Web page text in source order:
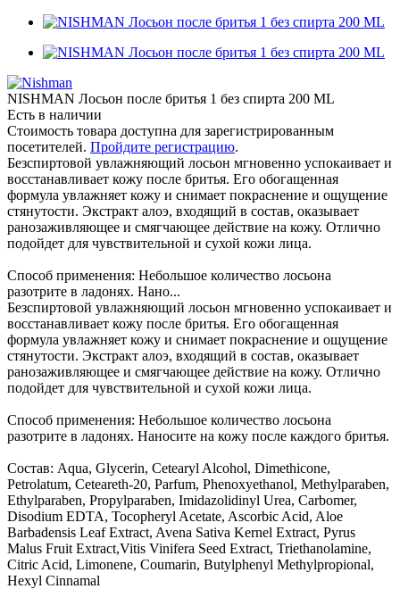
NISHMAN Лосьон после бритья 1 без спирта 200 ML
Есть в наличии
Стоимость товара доступна для зарегистрированным
посетителей. Пройдите регистрацию.
Безспиртовой увлажняющий лосьон мгновенно успокаивает и
восстанавливает кожу после бритья. Его обогащенная
формула увлажняет кожу и снимает покраснение и ощущение
стянутости. Экстракт алоэ, входящий в состав, оказывает
ранозаживляющее и смягчающее действие на кожу. Отлично
подойдет для чувствительной и сухой кожи лица.
Способ применения: Небольшое количество лосьона
разотрите в ладонях. Нано...
Безспиртовой увлажняющий лосьон мгновенно успокаивает и
восстанавливает кожу после бритья. Его обогащенная
формула увлажняет кожу и снимает покраснение и ощущение
стянутости. Экстракт алоэ, входящий в состав, оказывает
ранозаживляющее и смягчающее действие на кожу. Отлично
подойдет для чувствительной и сухой кожи лица.
Способ применения: Небольшое количество лосьона
разотрите в ладонях. Наносите на кожу после каждого бритья.
Состав: Aqua, Glycerin, Cetearyl Alcohol, Dimethicone,
Petrolatum, Ceteareth-20, Parfum, Phenoxyethanol, Methylparaben,
Ethylparaben, Propylparaben, Imidazolidinyl Urea, Carbomer,
Disodium EDTA, Tocopheryl Acetate, Ascorbic Acid, Aloe
Barbadensis Leaf Extract, Avena Sativa Kernel Extract, Pyrus
Malus Fruit Extract,Vitis Vinifera Seed Extract, Triethanolamine,
Citric Acid, Limonene, Coumarin, Butylphenyl Methylpropional,
Hexyl Cinnamal